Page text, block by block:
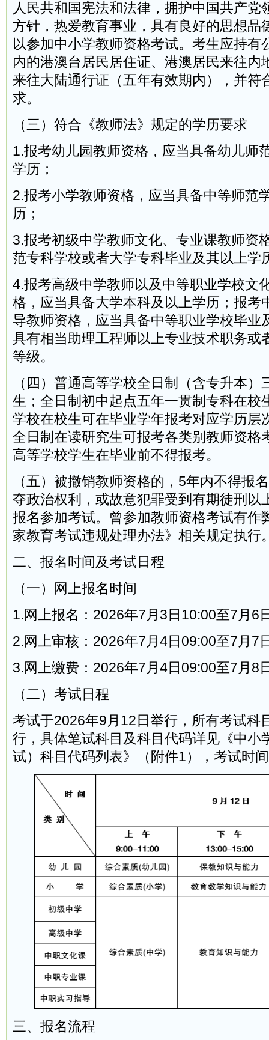
人民共和国宪法和法律，拥护中国共产党
方针，热爱教育事业，具有良好的思想品
以参加中小学教师资格考试。考生应持有
内的港澳台居民居住证、港澳居民来往内
来往大陆通行证（五年有效期内），并符
求。
（三）符合《教师法》规定的学历要求
1.报考幼儿园教师资格，应当具备幼儿师
学历；
2.报考小学教师资格，应当具备中等师范
历；
3.报考初级中学教师文化、专业课教师资
范专科学校或者大学专科毕业及其以上学
4.报考高级中学教师以及中等职业学校文
格，应当具备大学本科及以上学历；报考
导教师资格，应当具备中等职业学校毕业
具有相当助理工程师以上专业技术职务或
等级。
（四）普通高等学校全日制（含专升本
生；全日制初中起点五年一贯制专科在校
学校在校生可在毕业学年报考对应学历层
全日制在读研究生可报考各类别教师资格
高等学校学生在毕业前不得报考。
（五）被撤销教师资格的，5年内不得报
夺政治权利，或故意犯罪受到有期徒刑以
报名参加考试。曾参加教师资格考试有作
家教育考试违规处理办法》相关规定执行
二、报名时间及考试日程
（一）网上报名时间
1.网上报名：2026年7月3日10:00至7月6
2.网上审核：2026年7月4日09:00至7月7
3.网上缴费：2026年7月4日09:00至7月8
（二）考试日程
考试于2026年9月12日举行，所有考试科
行，具体笔试科目及科目代码详见《中小
试）科目代码列表》（附件1），考试时
三、报名流程